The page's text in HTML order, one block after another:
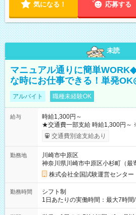
気になる！ 応募する
未読
マニュアル通りに簡単
な時にお仕事できる！単発
アルバイト 職種未経験OK
給与
時給1,300円～
★交通費一部支給 時給1,300円～ ※試験・役割により手当あり
※勤務回数により昇給あり 【即
り！】 希望される場合、勤務か
例】 ・河合塾模擬試験 8:30～
×8時間＝日収10,400円＋交通費
円の場合あり ・国家試験 7:00～
円（役割手当＋100円）×6時間＝日収
間】試用期間なし
交通費別途支給あり
勤務地
川崎市中原区
神奈川県川崎市中原区小杉町（最
株式会社全国試験運営センター
勤務時間
シフト制
1日あたりの実働時間：最大7時
間は 試験により異なります。